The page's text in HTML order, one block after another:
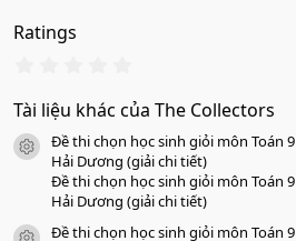
Ratings
0
0
a
o
Tài liệu khác của The Collectors
icon tài liệu
Đề thi chọn học sinh giỏi môn Toán
Hải Dương (giải chi tiết)
Đề thi chọn học sinh giỏi môn Toán
Hải Dương (giải chi tiết)
Đề thi chọn học sinh giỏi môn Toán